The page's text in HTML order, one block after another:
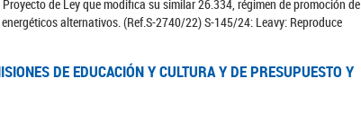
de Ley que modifica su similar 26.334, régimen de promoción de
alternativos. (Ref.S-2740/22) S-145/24: Leavy: Reproduce
DE EDUCACIÓN Y CULTURA Y DE PRESUPUESTO Y